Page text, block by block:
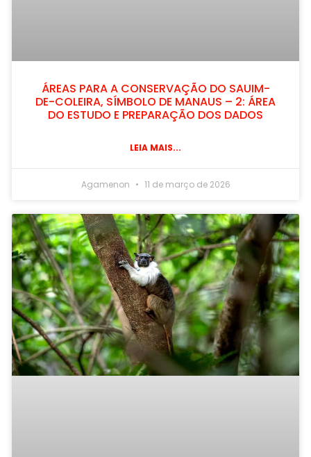
ÁREAS PARA A CONSERVAÇÃO DO SAUIM-
DE-COLEIRA, SÍMBOLO DE MANAUS – 2: ÁREA
DO ESTUDO E PREPARAÇÃO DOS DADOS
LEIA MAIS...
Agamenon 11 de março de 2026